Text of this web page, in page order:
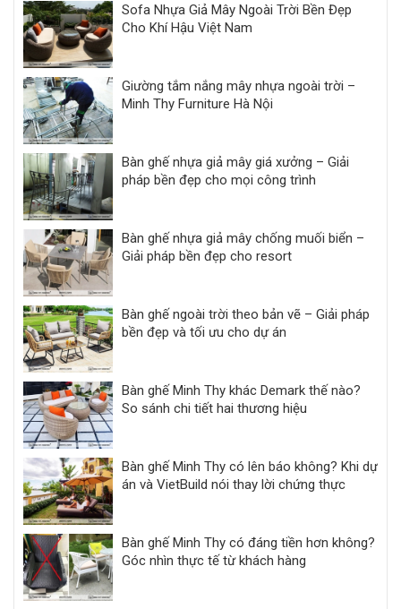
Sofa Nhựa Giả Mây Ngoài Trời Bền Đẹp
Cho Khí Hậu Việt Nam
Giường tắm nắng mây nhựa ngoài trời –
Minh Thy Furniture Hà Nội
Bàn ghế nhựa giả mây giá xưởng – Giải
pháp bền đẹp cho mọi công trình
Bàn ghế nhựa giả mây chống muối biển –
Giải pháp bền đẹp cho resort
Bàn ghế ngoài trời theo bản vẽ – Giải pháp
bền đẹp và tối ưu cho dự án
Bàn ghế Minh Thy khác Demark thế nào?
So sánh chi tiết hai thương hiệu
Bàn ghế Minh Thy có lên báo không? Khi dự
án và VietBuild nói thay lời chứng thực
Bàn ghế Minh Thy có đáng tiền hơn không?
Góc nhìn thực tế từ khách hàng